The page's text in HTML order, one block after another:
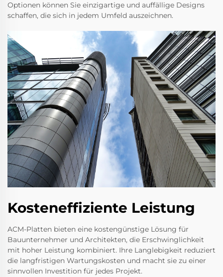
Optionen können Sie einzigartige und auffällige Designs
schaffen, die sich in jedem Umfeld auszeichnen.
Kosteneffiziente Leistung
ACM-Platten bieten eine kostengünstige Lösung für
Bauunternehmer und Architekten, die Erschwinglichkeit
mit hoher Leistung kombiniert. Ihre Langlebigkeit reduziert
die langfristigen Wartungskosten und macht sie zu einer
sinnvollen Investition für jedes Projekt.